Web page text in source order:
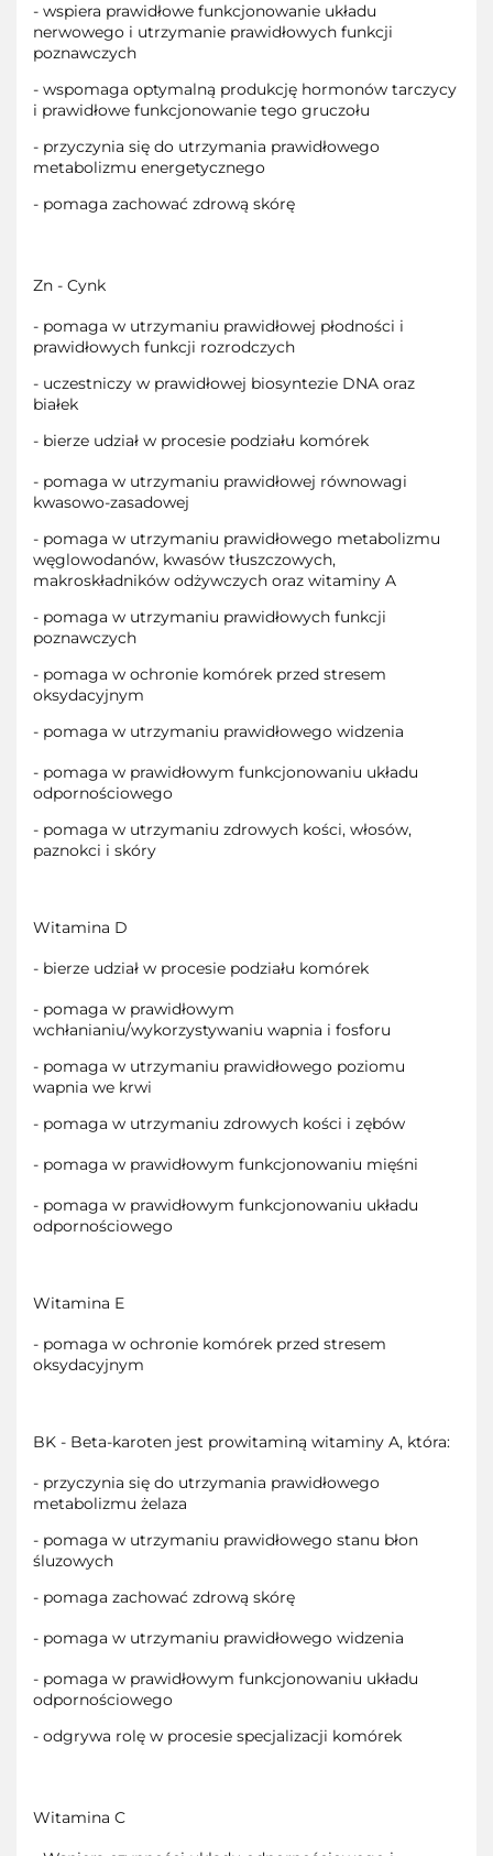
- wspiera prawidłowe funkcjonowanie układu
nerwowego i utrzymanie prawidłowych funkcji
poznawczych
- wspomaga optymalną produkcję hormonów tarczycy
i prawidłowe funkcjonowanie tego gruczołu
- przyczynia się do utrzymania prawidłowego
metabolizmu energetycznego
- pomaga zachować zdrową skórę
Zn - Cynk
- pomaga w utrzymaniu prawidłowej płodności i
prawidłowych funkcji rozrodczych
- uczestniczy w prawidłowej biosyntezie DNA oraz
białek
- bierze udział w procesie podziału komórek
- pomaga w utrzymaniu prawidłowej równowagi
kwasowo-zasadowej
- pomaga w utrzymaniu prawidłowego metabolizmu
węglowodanów, kwasów tłuszczowych,
makroskładników odżywczych oraz witaminy A
- pomaga w utrzymaniu prawidłowych funkcji
poznawczych
- pomaga w ochronie komórek przed stresem
oksydacyjnym
- pomaga w utrzymaniu prawidłowego widzenia
- pomaga w prawidłowym funkcjonowaniu układu
odpornościowego
- pomaga w utrzymaniu zdrowych kości, włosów,
paznokci i skóry
Witamina D
- bierze udział w procesie podziału komórek
- pomaga w prawidłowym
wchłanianiu/wykorzystywaniu wapnia i fosforu
- pomaga w utrzymaniu prawidłowego poziomu
wapnia we krwi
- pomaga w utrzymaniu zdrowych kości i zębów
- pomaga w prawidłowym funkcjonowaniu mięśni
- pomaga w prawidłowym funkcjonowaniu układu
odpornościowego
Witamina E
- pomaga w ochronie komórek przed stresem
oksydacyjnym
BK - Beta-karoten jest prowitaminą witaminy A, która:
- przyczynia się do utrzymania prawidłowego
metabolizmu żelaza
- pomaga w utrzymaniu prawidłowego stanu błon
śluzowych
- pomaga zachować zdrową skórę
- pomaga w utrzymaniu prawidłowego widzenia
- pomaga w prawidłowym funkcjonowaniu układu
odpornościowego
- odgrywa rolę w procesie specjalizacji komórek
Witamina C